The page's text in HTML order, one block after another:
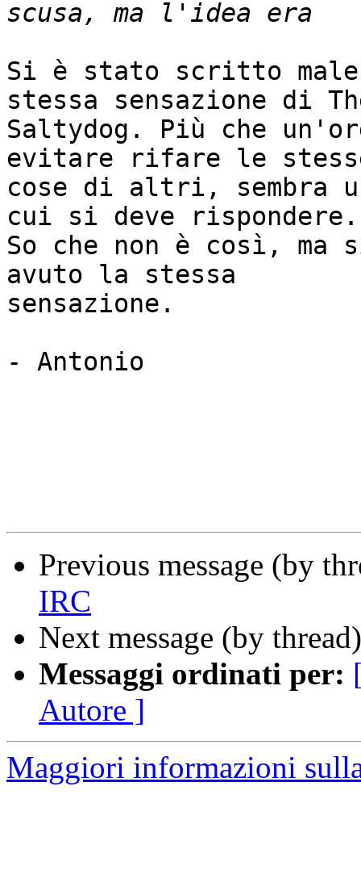
Si è stato scritto
stessa sensazione di
Saltydog. Più che
evitare rifare le
cose di altri, sembra
cui si deve rispondere.
So che non è così, ma
avuto la stessa
sensazione.
- Antonio
Previous message (by
IRC
Next message (by
Messaggi ordinati per:
Autore ]
Maggiori informazioni